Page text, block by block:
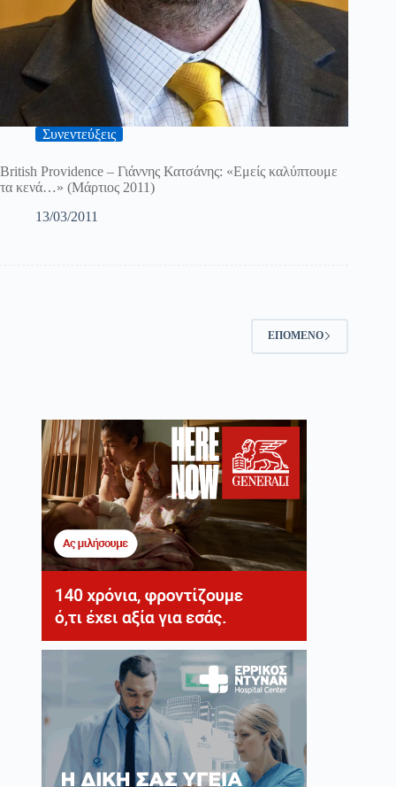
Συνεντεύξεις
British Providence – Γιάννης Κατσάνης: «Εμείς καλύπτουμε
τα κενά…» (Μάρτιος 2011)
13/03/2011
ΕΠΌΜΕΝΟ